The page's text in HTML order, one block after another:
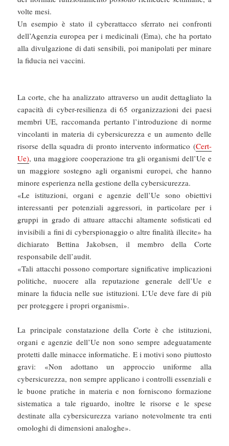
volte mesi.
Un esempio è stato il cyberattacco sferrato nei confronti
dell’Agenzia europea per i medicinali (Ema), che ha portato
alla divulgazione di dati sensibili, poi manipolati per minare
la fiducia nei vaccini.
La corte, che ha analizzato attraverso un audit dettagliato la
capacità di cyber-resilienza di 65 organizzazioni dei paesi
membri UE, raccomanda pertanto l’introduzione di norme
vincolanti in materia di cybersicurezza e un aumento delle
risorse della squadra di pronto intervento informatico (Cert-
Ue), una maggiore cooperazione tra gli organismi dell’Ue e
un maggiore sostegno agli organismi europei, che hanno
minore esperienza nella gestione della cybersicurezza.
«Le istituzioni, organi e agenzie dell’Ue sono obiettivi
interessanti per potenziali aggressori, in particolare per i
gruppi in grado di attuare attacchi altamente sofisticati ed
invisibili a fini di cyberspionaggio o altre finalità illecite» ha
dichiarato Bettina Jakobsen, il membro della Corte
responsabile dell’audit.
«Tali attacchi possono comportare significative implicazioni
politiche, nuocere alla reputazione generale dell’Ue e
minare la fiducia nelle sue istituzioni. L’Ue deve fare di più
per proteggere i propri organismi».
La principale constatazione della Corte è che istituzioni,
organi e agenzie dell’Ue non sono sempre adeguatamente
protetti dalle minacce informatiche. E i motivi sono piuttosto
gravi: «Non adottano un approccio uniforme alla
cybersicurezza, non sempre applicano i controlli essenziali e
le buone pratiche in materia e non forniscono formazione
sistematica a tale riguardo, inoltre le risorse e le spese
destinate alla cybersicurezza variano notevolmente tra enti
omologhi di dimensioni analoghe».